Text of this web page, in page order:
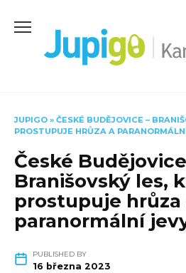
JUPIGO » ČESKÉ BUDĚJOVICE –
PROSTUPUJE HRŮZA A
České
Branišovský les,
prostupuje hrůza
paranormální
PUBLISHED BY
16 března 2023